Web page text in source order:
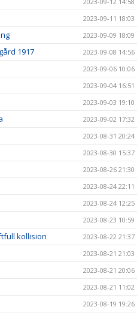
2023-09-11 18:03
2023-09-09 18:09
1917 2023-09-08 14:56
2023-09-06 10:06
2023-09-04 16:51
2023-09-03 19:10
2023-09-02 17:32
2023-08-31 20:24
2023-08-30 15:37
2023-08-26 21:30
2023-08-24 22:11
2023-08-24 12:25
2023-08-23 10:59
kollision 2023-08-22 21:37
2023-08-21 21:03
2023-08-21 20:06
2023-08-21 11:02
2023-08-19 19:26